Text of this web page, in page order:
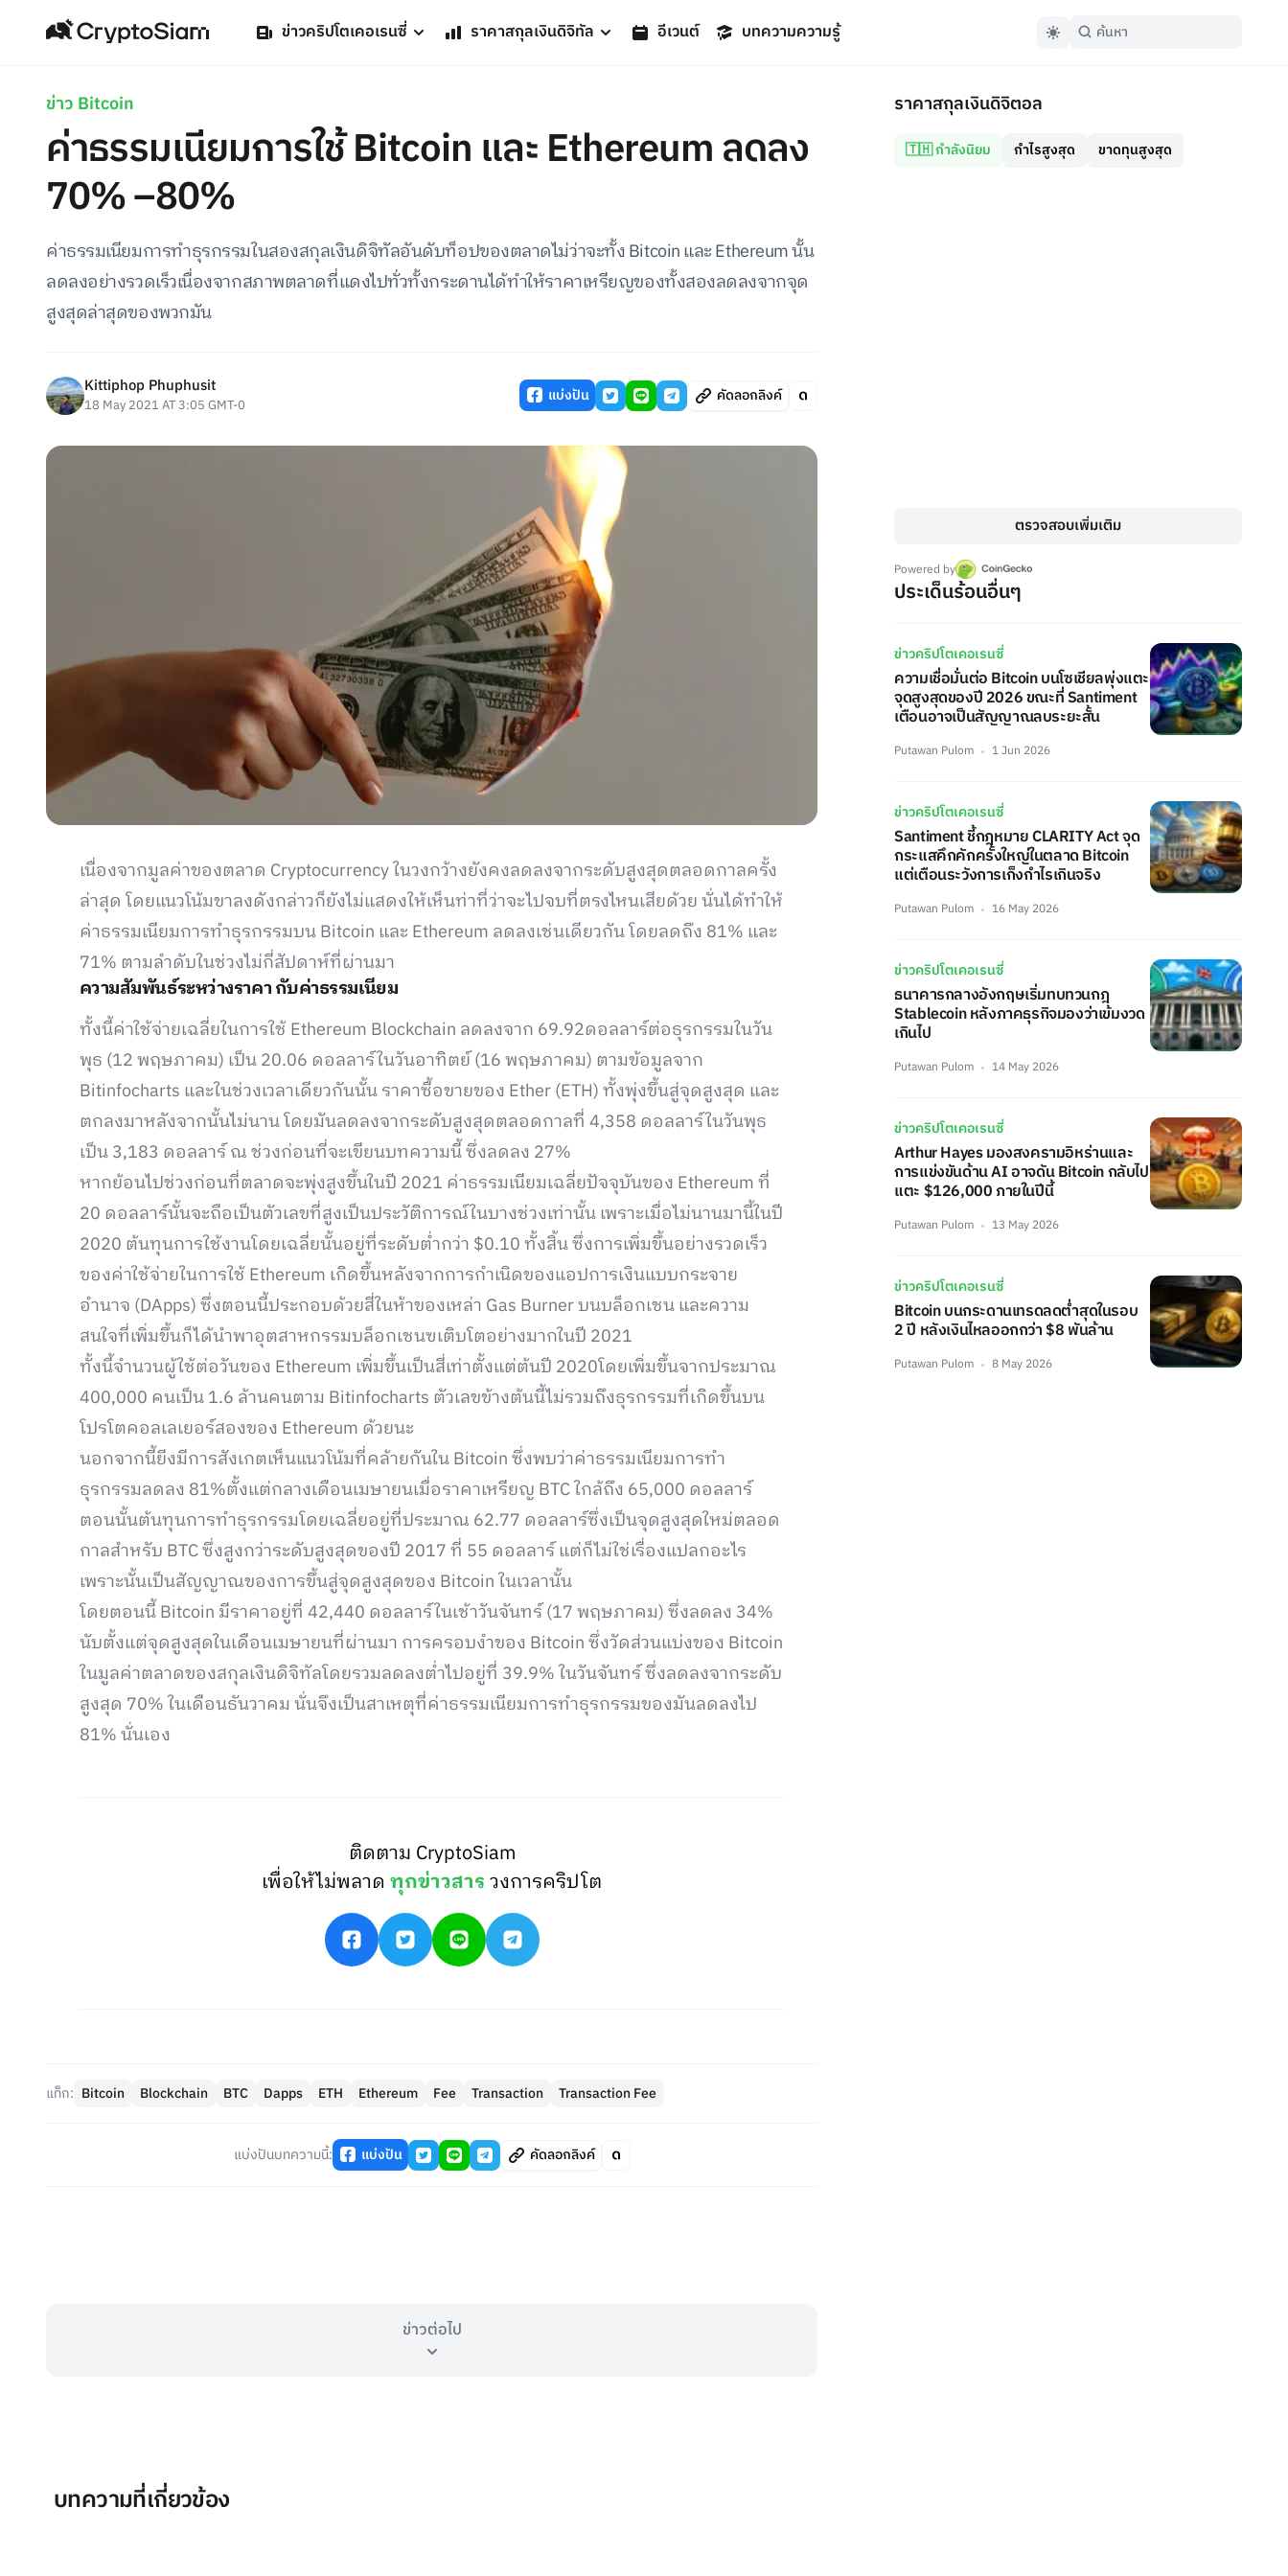
ข่าวคริปโตเคอเรนซี่ ราคาสกุลเงินดิจิทัล อีเวนต์ บทความความรู้
ข่าว Bitcoin
ค่าธรรมเนียมการใช้ Bitcoin และ Ethereum ลดลง
70% –80%
ค่าธรรมเนียมการทำธุรกรรมในสองสกุลเงินดิจิทัลอันดับท็อปของตลาดไม่ว่าจะทั้ง Bitcoin และ Ethereum นั้น
ลดลงอย่างรวดเร็วเนื่องจากสภาพตลาดที่แดงไปทั่วทั้งกระดานได้ทำให้ราคาเหรียญของทั้งสองลดลงจากจุด
สูงสุดล่าสุดของพวกมัน
Kittiphop Phuphusit
18 May 2021 AT 3:05 GMT-0 แบ่งปัน คัดลอกลิงค์
เนื่องจากมูลค่าของตลาด Cryptocurrency ในวงกว้างยังคงลดลงจากระดับสูงสุดตลอดกาลครั้ง
ล่าสุด โดยแนวโน้มขาลงดังกล่าวก็ยังไม่แสดงให้เห็นท่าที่ว่าจะไปจบที่ตรงไหนเสียด้วย นั่นได้ทำให้
ค่าธรรมเนียมการทำธุรกรรมบน Bitcoin และ Ethereum ลดลงเช่นเดียวกัน โดยลดถึง 81% และ
71% ตามลำดับในช่วงไม่กี่สัปดาห์ที่ผ่านมา
ความสัมพันธ์ระหว่างราคา กับค่าธรรมเนียม
ทั้งนี้ค่าใช้จ่ายเฉลี่ยในการใช้ Ethereum Blockchain ลดลงจาก 69.92ดอลลาร์ต่อธุรกรรมในวัน
พุธ (12 พฤษภาคม) เป็น 20.06 ดอลลาร์ในวันอาทิตย์ (16 พฤษภาคม) ตามข้อมูลจาก
Bitinfocharts และในช่วงเวลาเดียวกันนั้น ราคาซื้อขายของ Ether (ETH) ทั้งพุ่งขึ้นสู่จุดสูงสุด และ
ตกลงมาหลังจากนั้นไม่นาน โดยมันลดลงจากระดับสูงสุดตลอดกาลที่ 4,358 ดอลลาร์ในวันพุธ
เป็น 3,183 ดอลลาร์ ณ ช่วงก่อนที่จะเขียนบทความนี้ ซึ่งลดลง 27%
หากย้อนไปช่วงก่อนที่ตลาดจะพุ่งสูงขึ้นในปี 2021 ค่าธรรมเนียมเฉลี่ยปัจจุบันของ Ethereum ที่
20 ดอลลาร์นั้นจะถือเป็นตัวเลขที่สูงเป็นประวัติการณ์ในบางช่วงเท่านั้น เพราะเมื่อไม่นานมานี้ในปี
2020 ต้นทุนการใช้งานโดยเฉลี่ยนั้นอยู่ที่ระดับต่ำกว่า $0.10 ทั้งสิ้น ซึ่งการเพิ่มขึ้นอย่างรวดเร็ว
ของค่าใช้จ่ายในการใช้ Ethereum เกิดขึ้นหลังจากการกำเนิดของแอปการเงินแบบกระจาย
อำนาจ (DApps) ซึ่งตอนนี้ประกอบด้วยสี่ในห้าของเหล่า Gas Burner บนบล็อกเชน และความ
สนใจที่เพิ่มขึ้นก็ได้นำพาอุตสาหกรรมบล็อกเชนฃเติบโตอย่างมากในปี 2021
ทั้งนี้จำนวนผู้ใช้ต่อวันของ Ethereum เพิ่มขึ้นเป็นสี่เท่าตั้งแต่ต้นปี 2020โดยเพิ่มขึ้นจากประมาณ
400,000 คนเป็น 1.6 ล้านคนตาม Bitinfocharts ตัวเลขข้างต้นนี้ไม่รวมถึงธุรกรรมที่เกิดขึ้นบน
โปรโตคอลเลเยอร์สองของ Ethereum ด้วยนะ
นอกจากนี้ยีงมีการสังเกตเห็นแนวโน้มที่คล้ายกันใน Bitcoin ซึ่งพบว่าค่าธรรมเนียมการทำ
ธุรกรรมลดลง 81%ตั้งแต่กลางเดือนเมษายนเมื่อราคาเหรียญ BTC ใกล้ถึง 65,000 ดอลลาร์
ตอนนั้นต้นทุนการทำธุรกรรมโดยเฉลี่ยอยู่ที่ประมาณ 62.77 ดอลลาร์ซึ่งเป็นจุดสูงสุดใหม่ตลอด
กาลสำหรับ BTC ซึ่งสูงกว่าระดับสูงสุดของปี 2017 ที่ 55 ดอลลาร์ แต่ก็ไม่ใช่เรื่องแปลกอะไร
เพราะนั้นเป็นสัญญาณของการขึ้นสู่จุดสูงสุดของ Bitcoin ในเวลานั้น
โดยตอนนี้ Bitcoin มีราคาอยู่ที่ 42,440 ดอลลาร์ในเช้าวันจันทร์ (17 พฤษภาคม) ซึ่งลดลง 34%
นับตั้งแต่จุดสูงสุดในเดือนเมษายนที่ผ่านมา การครอบงำของ Bitcoin ซึ่งวัดส่วนแบ่งของ Bitcoin
ในมูลค่าตลาดของสกุลเงินดิจิทัลโดยรวมลดลงต่ำไปอยู่ที่ 39.9% ในวันจันทร์ ซึ่งลดลงจากระดับ
สูงสุด 70% ในเดือนธันวาคม นั่นจึงเป็นสาเหตุที่ค่าธรรมเนียมการทำธุรกรรมของมันลดลงไป
81% นั่นเอง
ติดตาม CryptoSiam
เพื่อให้ไม่พลาดทุกข่าวสารวงการคริปโต
แท็ก: Bitcoin Blockchain BTC Dapps ETH Ethereum Fee Transaction Transaction Fee
แบ่งปันบทความนี้: แบ่งปัน คัดลอกลิงค์
ข่าวต่อไป
ราคาสกุลเงินดิจิตอล
🇹🇭 กำลังนิยม กำไรสูงสุด ขาดทุนสูงสุด
ตรวจสอบเพิ่มเติม
Powered by
ประเด็นร้อนอื่นๆ
ข่าวคริปโตเคอเรนซี่
ความเชื่อมั่นต่อ Bitcoin บนโซเชียลพุ่งแตะ
จุดสูงสุดของปี 2026 ขณะที่ Santiment
เตือนอาจเป็นสัญญาณลบระยะสั้น
Putawan Pulom 1 Jun 2026
ข่าวคริปโตเคอเรนซี่
Santiment ชี้กฎหมาย CLARITY Act จุด
กระแสคึกคักครั้งใหญ่ในตลาด Bitcoin
แต่เตือนระวังการเก็งกำไรเกินจริง
Putawan Pulom 16 May 2026
ข่าวคริปโตเคอเรนซี่
ธนาคารกลางอังกฤษเริ่มทบทวนกฎ
Stablecoin หลังภาคธุรกิจมองว่าเข้มงวด
เกินไป
Putawan Pulom 14 May 2026
ข่าวคริปโตเคอเรนซี่
Arthur Hayes มองสงครามอิหร่านและ
การแข่งขันด้าน AI อาจดัน Bitcoin กลับไป
แตะ $126,000 ภายในปีนี้
Putawan Pulom 13 May 2026
ข่าวคริปโตเคอเรนซี่
Bitcoin บนกระดานเทรดลดต่ำสุดในรอบ
2 ปี หลังเงินไหลออกกว่า $8 พันล้าน
Putawan Pulom 8 May 2026
บทความที่เกี่ยวข้อง